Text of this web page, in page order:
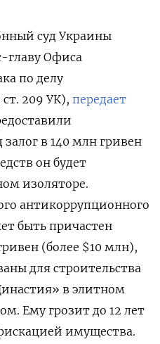
суд Украины
главу Офиса
по делу
ст. 209 УК), передает
в 140 млн гривен
он будет
изоляторе.
антикоррупционного
быть причастен
(более $10 млн),
для строительства
в элитном
Ему грозит до 12 лет
имущества.